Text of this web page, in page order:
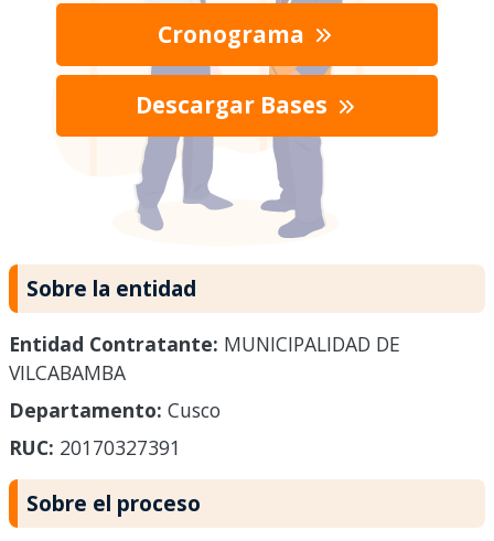
Cronograma
Descargar Bases
Sobre la entidad
Entidad Contratante: MUNICIPALIDAD DE
VILCABAMBA
Departamento: Cusco
RUC: 20170327391
Sobre el proceso